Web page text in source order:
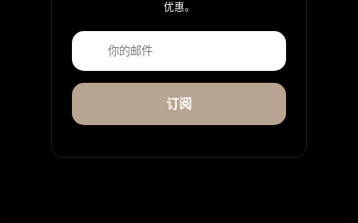
优惠。
订阅